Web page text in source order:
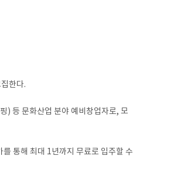
한다.
) 등 문화산업 분야 예비창업자로, 모
통해 최대 1년까지 무료로 입주할 수